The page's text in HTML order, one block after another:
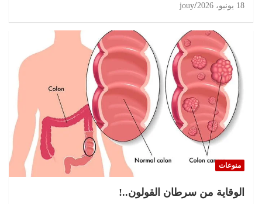
18 يونيو، 2026 jouy
منوعات
الوقاية من سرطان القولون..!